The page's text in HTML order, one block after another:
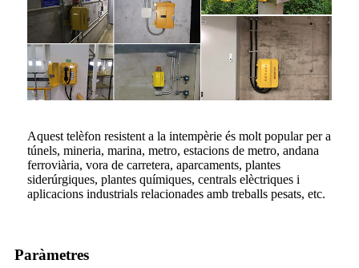
Aquest telèfon resistent a la intempèrie és molt popular per a
túnels, mineria, marina, metro, estacions de metro, andana
ferroviària, vora de carretera, aparcaments, plantes
siderúrgiques, plantes químiques, centrals elèctriques i
aplicacions industrials relacionades amb treballs pesats, etc.
Paràmetres